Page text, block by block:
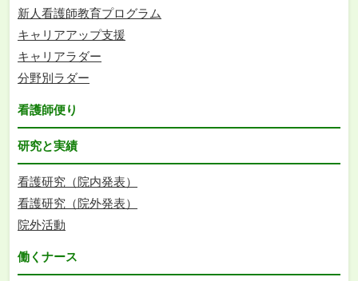
新人看護師教育プログラム
キャリアアップ支援
キャリアラダー
分野別ラダー
看護師便り
研究と実績
看護研究（院内発表）
看護研究（院外発表）
院外活動
働くナース